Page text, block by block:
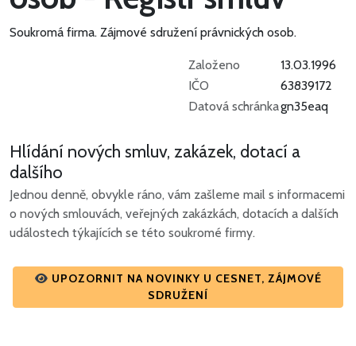
Soukromá firma. Zájmové sdružení právnických osob.
Založeno
13.03.1996
IČO
63839172
Datová schránkagn35eaq
Hlídání nových smluv, zakázek, dotací a
dalšího
Jednou denně, obvykle ráno, vám zašleme mail s informacemi
o nových smlouvách, veřejných zakázkách, dotacích a dalších
událostech týkajících se této soukromé firmy.
UPOZORNIT NA NOVINKY U CESNET, ZÁJMOVÉ
SDRUŽENÍ